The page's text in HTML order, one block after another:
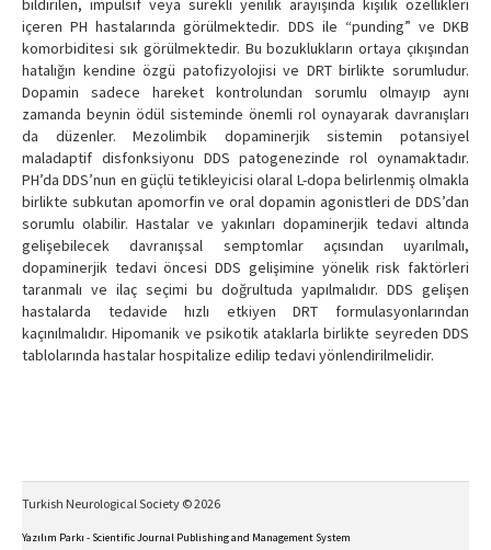
bildirilen, impulsif veya sürekli yenilik arayışında kişilik özellikleri
içeren PH hastalarında görülmektedir. DDS ile “punding” ve DKB
komorbiditesi sık görülmektedir. Bu bozuklukların ortaya çıkışından
hatalığın kendine özgü patofizyolojisi ve DRT birlikte sorumludur.
Dopamin sadece hareket kontrolundan sorumlu olmayıp aynı
zamanda beynin ödül sisteminde önemli rol oynayarak davranışları
da düzenler. Mezolimbik dopaminerjik sistemin potansiyel
maladaptif disfonksiyonu DDS patogenezinde rol oynamaktadır.
PH’da DDS’nun en güçlü tetikleyicisi olaral L-dopa belirlenmiş olmakla
birlikte subkutan apomorfin ve oral dopamin agonistleri de DDS’dan
sorumlu olabilir. Hastalar ve yakınları dopaminerjik tedavi altında
gelişebilecek davranışsal semptomlar açısından uyarılmalı,
dopaminerjik tedavi öncesi DDS gelişimine yönelik risk faktörleri
taranmalı ve ilaç seçimi bu doğrultuda yapılmalıdır. DDS gelişen
hastalarda tedavide hızlı etkiyen DRT formulasyonlarından
kaçınılmalıdır. Hipomanik ve psikotik ataklarla birlikte seyreden DDS
tablolarında hastalar hospitalize edilip tedavi yönlendirilmelidir.
Turkish Neurological Society © 2026
Yazılım Parkı - Scientific Journal Publishing and Management System